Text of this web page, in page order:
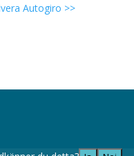
Autogiro >>